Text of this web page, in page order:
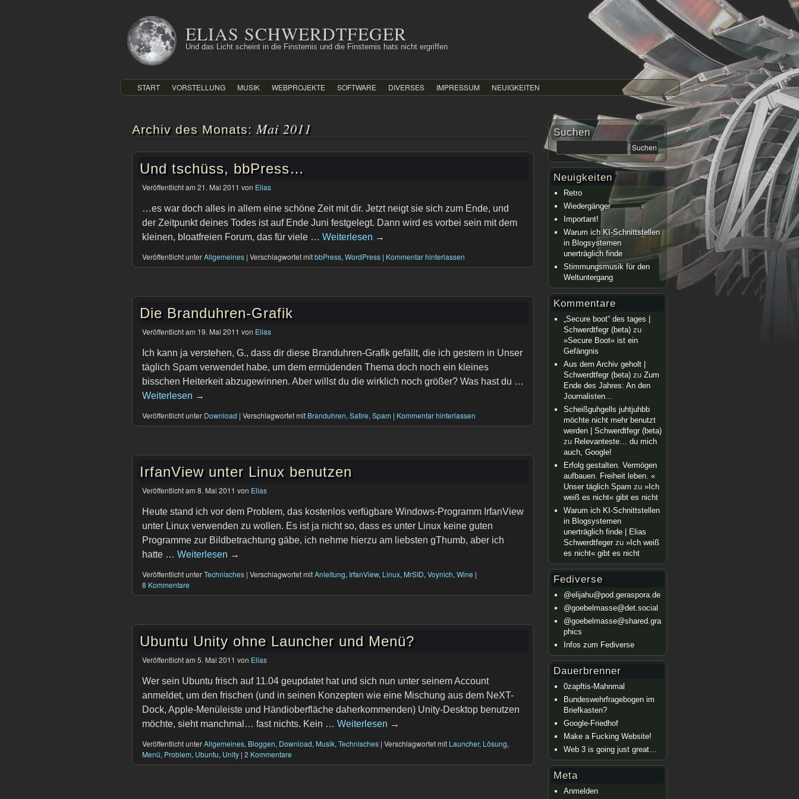
Inhalt
springen
ELIAS SCHWERDTFEGER
Und das Licht scheint in die Finsternis und die Finsternis hats nicht ergriffen
START VORSTELLUNG MUSIK WEBPROJEKTE SOFTWARE DIVERSES IMPRESSUM NEUIGKEITEN
Archiv des Monats: Mai 2011
Und tschüss, bbPress…
Veröffentlicht am 21. Mai 2011 von Elias
…es war doch alles in allem eine schöne Zeit mit dir. Jetzt neigt sie sich zum Ende, und
der Zeitpunkt deines Todes ist auf Ende Juni festgelegt. Dann wird es vorbei sein mit dem
kleinen, bloatfreien Forum, das für viele … Weiterlesen →
Veröffentlicht unterAllgemeines | Verschlagwortet mitbbPress, WordPress | Kommentar hinterlassen
Die Branduhren-Grafik
Veröffentlicht am 19. Mai 2011 von Elias
Ich kann ja verstehen, G., dass dir diese Branduhren-Grafik gefällt, die ich gestern in Unser
täglich Spam verwendet habe, um dem ermüdenden Thema doch noch ein kleines
bisschen Heiterkeit abzugewinnen. Aber willst du die wirklich noch größer? Was hast du …
Weiterlesen →
Veröffentlicht unter Download | Verschlagwortet mit Branduhren, Satire, Spam | Kommentar hinterlassen
IrfanView unter Linux benutzen
Veröffentlicht am 8. Mai 2011 von Elias
Heute stand ich vor dem Problem, das kostenlos verfügbare Windows-Programm IrfanView
unter Linux verwenden zu wollen. Es ist ja nicht so, dass es unter Linux keine guten
Programme zur Bildbetrachtung gäbe, ich nehme hierzu am liebsten gThumb, aber ich
hatte … Weiterlesen →
Veröffentlicht unterTechnisches | Verschlagwortet mitAnleitung, IrfanView, Linux, MrSID, Voynich, Wine |
8 Kommentare
Ubuntu Unity ohne Launcher und Menü?
Veröffentlicht am 5. Mai 2011 von Elias
Wer sein Ubuntu frisch auf 11.04 geupdatet hat und sich nun unter seinem Account
anmeldet, um den frischen (und in seinen Konzepten wie eine Mischung aus dem NeXT-
Dock, Apple-Menüleiste und Händioberfläche daherkommenden) Unity-Desktop benutzen
möchte, sieht manchmal… fast nichts. Kein … Weiterlesen →
Veröffentlicht unterAllgemeines, Bloggen, Download, Musik, Technisches | Verschlagwortet mit Launcher, Lösung,
Menü, Problem, Ubuntu, Unity | 2 Kommentare
Suchen
Neuigkeiten
Retro
Wiedergänger
Important!
Warum ich KI-Schnittstellen
in Blogsystemen
unerträglich finde
Stimmungsmusik für den
Weltuntergang
Kommentare
„Secure boot“ des tages |
Schwerdtfegr (beta)zu
»Secure Boot« ist ein
Gefängnis
Aus dem Archiv geholt |
Schwerdtfegr (beta)zu Zum
Ende des Jahres: An den
Journalisten…
Scheißguhgells juhtjuhbb
möchte nicht mehr benutzt
werden | Schwerdtfegr (beta)
zu Relevanteste… du mich
auch, Google!
Erfolg gestalten. Vermögen
aufbauen. Freiheit leben. «
Unser täglich Spam zu »Ich
weiß es nicht« gibt es nicht
Warum ich KI-Schnittstellen
in Blogsystemen
unerträglich finde | Elias
Schwerdtfegerzu »Ich weiß
es nicht« gibt es nicht
Fediverse
@elijahu@pod.geraspora.de
@goebelmasse@det.social
@goebelmasse@shared.gra
phics
Infos zum Fediverse
Dauerbrenner
0zapftis-Mahnmal
Bundeswehrfragebogen im
Briefkasten?
Google-Friedhof
Make a Fucking Website!
Web 3 is going just great…
Meta
Anmelden